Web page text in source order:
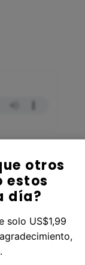
otros
estos
día?
solo US$1,99